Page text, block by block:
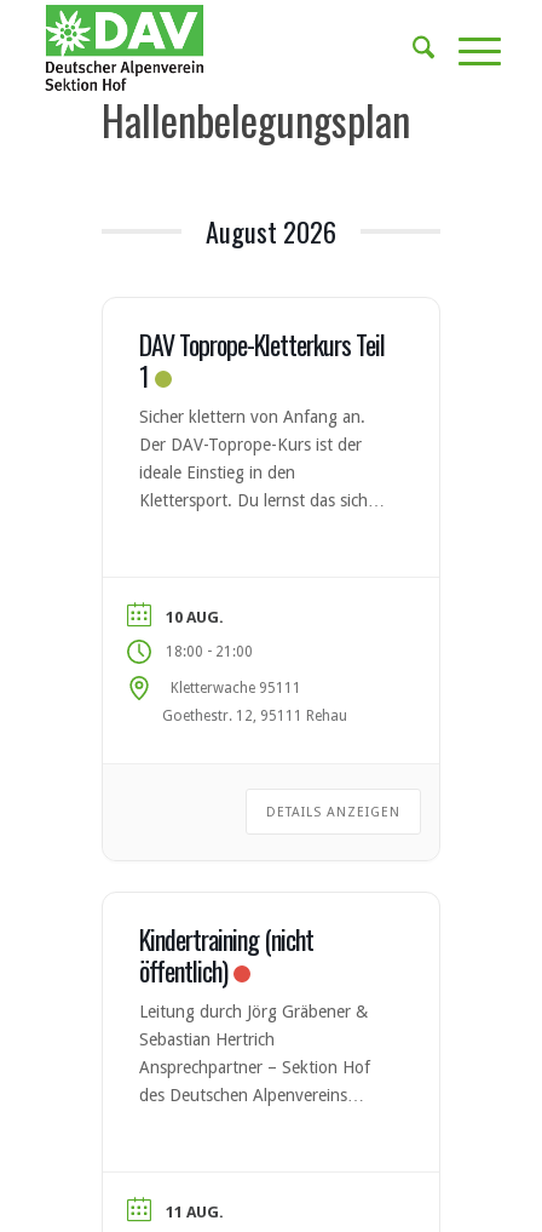
Hallenbelegungsplan
August 2026
DAV Toprope-Kletterkurs Teil
1
Sicher klettern von Anfang an.
Der DAV-Toprope-Kurs ist der
ideale Einstieg in den
Klettersport. Du lernst das sichere
Nach erfolgreicher Teilnahme
kannst du den DAV-Kletterschein
Toprope erwerben. Kursinhalte
Material- und Sicherungskunde
Anseilen & Partnercheck Sicheres
10 AUG.
18:00 - 21:00
Kletterwache 95111
Goethestr. 12, 95111 Rehau
DETAILS ANZEIGEN
Kindertraining (nicht
öffentlich)
Leitung durch Jörg Gräbener &
Sebastian Hertrich
Ansprechpartner – Sektion Hof
des Deutschen Alpenvereins
11 AUG.